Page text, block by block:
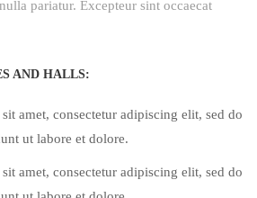
pariatur. Excepteur sint occaecat
AND HALLS:
amet, consectetur adipiscing elit, sed do
ut labore et dolore.
amet, consectetur adipiscing elit, sed do